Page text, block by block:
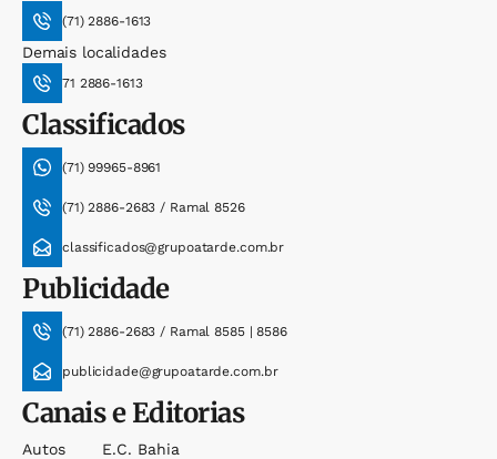
(71) 2886-1613
Demais localidades
71 2886-1613
Classificados
(71) 99965-8961
(71) 2886-2683 / Ramal 8526
classificados@grupoatarde.com.br
Publicidade
(71) 2886-2683 / Ramal 8585 | 8586
publicidade@grupoatarde.com.br
Canais e Editorias
Autos
E.c. Bahia